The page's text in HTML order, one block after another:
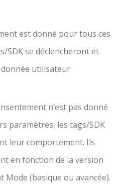
est donné pour tous ces
SDK se déclencheront et
utilisateur
n’est pas donné
paramètres, les tags/SDK
leur comportement. Ils
en fonction de la version
Mode (basique ou avancée).